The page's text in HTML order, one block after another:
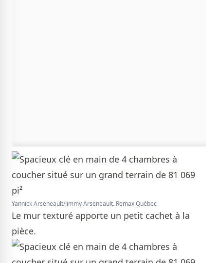
Yannick Arseneault/Jimmy Arseneault. Remax Québec
Le mur texturé apporte un petit cachet à la
pièce.